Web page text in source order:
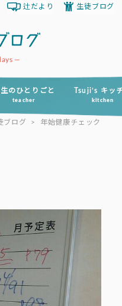
のひとりごと
teacher
Tsuji’s キッ
kitchen
辻だより 生徒ブログ
ブログ > 年始健康チェック